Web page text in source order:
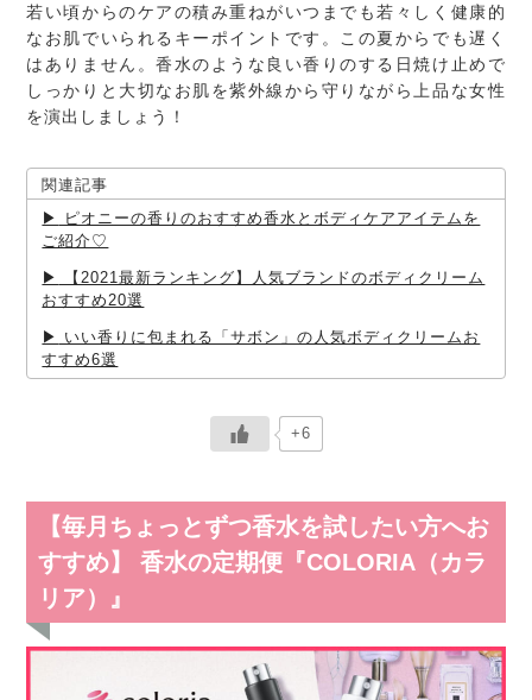
若い頃からのケアの積み重ねがいつまでも若々しく健康的
なお肌でいられるキーポイントです。この夏からでも遅く
はありません。香水のような良い香りのする日焼け止めで
しっかりと大切なお肌を紫外線から守りながら上品な女性
を演出しましょう！
関連記事
ピオニーの香りのおすすめ香水とボディケアアイテムを
ご紹介♡
【2021最新ランキング】人気ブランドのボディクリーム
おすすめ20選
いい香りに包まれる「サボン」の人気ボディクリームお
すすめ6選
+6
【毎月ちょっとずつ香水を試したい方へお
すすめ】 香水の定期便『COLORIA（カラ
リア）』